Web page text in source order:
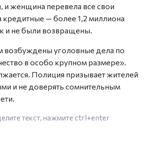
и женщина перевела все свои
кредитные — более 1,2 миллиона
и не были возвращены.
возбуждены уголовные дела по
в особо крупном размере».
Полиция призывает жителей
и не доверять сомнительным
текст, нажмите ctrl+enter